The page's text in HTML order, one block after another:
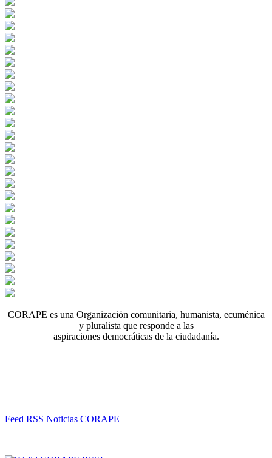
CORAPE es una Organización comunitaria, humanista, ecuménica
y pluralista que responde a las
aspiraciones democráticas de la ciudadanía.
Feed RSS Noticias CORAPE